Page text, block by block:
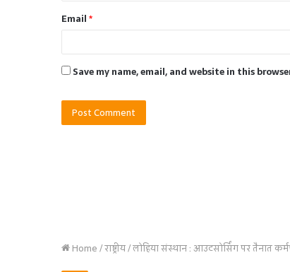
Email*
Save my name, email, and website in this